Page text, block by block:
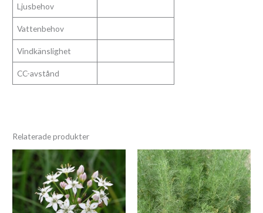
Ljusbehov
Vattenbehov
Vindkänslighet
CC-avstånd
Relaterade produkter